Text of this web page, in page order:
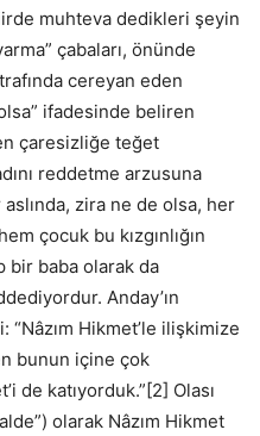
muhteva dedikleri şeyin
çabaları, önünde
cereyan eden
ifadesinde beliren
çaresizliğe teğet
reddetme arzusuna
zira ne de olsa, her
çocuk bu kızgınlığın
bir baba olarak da
Anday’ın
“Nâzım Hikmet’le ilişkimize
bunun içine çok
de katıyorduk.”[2] Olası
olarak Nâzım Hikmet